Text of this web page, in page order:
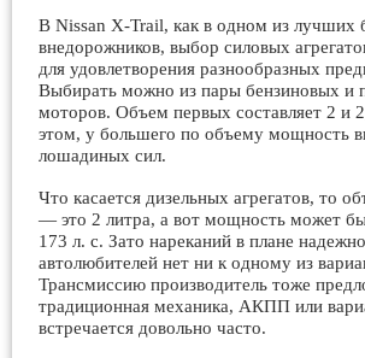
В Nissan X-Trail, как в одном из лучших
внедорожников, выбор силовых
для удовлетворения разнообразных
Выбирать можно из пары бензиновых и
моторов. Объем первых составляет 2 и
этом, у большего по объему мощность
лошадиных сил.
Что касается дизельных агрегатов, то
— это 2 литра, а вот мощность может
173 л. с. Зато нареканий в плане
автолюбителей нет ни к одному из
Трансмиссию производитель тоже
традиционная механика, АКПП или
встречается довольно часто.